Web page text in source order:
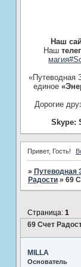
Наш
Наш
«Путеводная
единое
Дорогие
Skype:
Привет, Гость!
» Путеводная
Радости » 69
69 Счет
Страница: 1
MILLA
Основатель